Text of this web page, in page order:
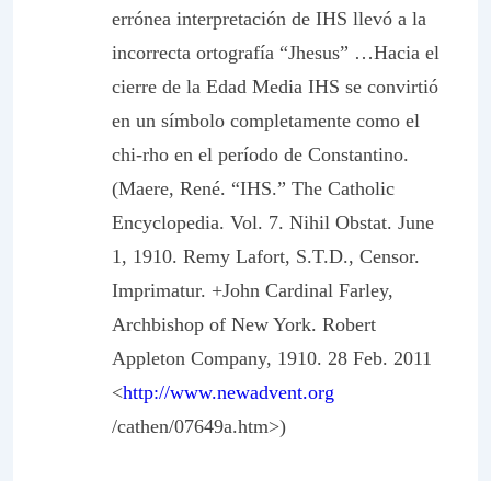
errónea interpretación de IHS llevó a la
incorrecta ortografía “Jhesus” …Hacia el
cierre de la Edad Media IHS se convirtió
en un símbolo completamente como el
chi-rho en el período de Constantino.
(Maere, René. “IHS.” The Catholic
Encyclopedia. Vol. 7. Nihil Obstat. June
1, 1910. Remy Lafort, S.T.D., Censor.
Imprimatur. +John Cardinal Farley,
Archbishop of New York. Robert
Appleton Company, 1910. 28 Feb. 2011
<http://www.newadvent.org
/cathen/07649a.htm>)